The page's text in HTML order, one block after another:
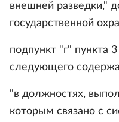
внешней разведки,"
государственной
подпункт "г" пункта
следующего
"в должностях,
которым связано с